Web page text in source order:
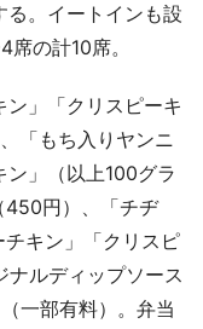
る。イートインも設
の計10席。
」「クリスピーキ
「もち入りヤンニ
ン」（以上100グラ
450円）、「チヂ
キン」「クリスピ
ナルディップソース
一部有料）。弁当